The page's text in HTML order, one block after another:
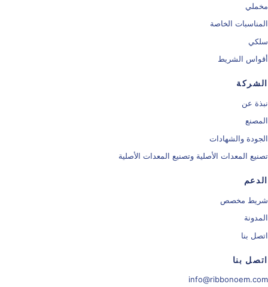
مخملي
المناسبات الخاصة
سلكي
أقواس الشريط
الشركة
نبذة عن
المصنع
الجودة والشهادات
تصنيع المعدات الأصلية وتصنيع المعدات الأصلية
الدعم
شريط مخصص
المدونة
اتصل بنا
اتصل بنا
info@ribbonoem.com